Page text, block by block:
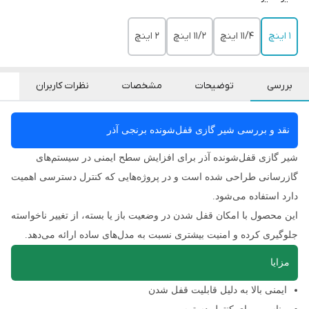
1 اینچ 11/4 اینچ 11/2 اینچ 2 اینچ
بررسی توضیحات مشخصات نظرات کاربران
نقد و بررسی شیر گازی قفل‌شونده برنجی آذر
شیر گازی قفل‌شونده آذر برای افزایش سطح ایمنی در سیستم‌های
گازرسانی طراحی شده است و در پروژه‌هایی که کنترل دسترسی اهمیت
دارد استفاده می‌شود.
این محصول با امکان قفل شدن در وضعیت باز یا بسته، از تغییر ناخواسته
جلوگیری کرده و امنیت بیشتری نسبت به مدل‌های ساده ارائه می‌دهد.
مزایا
ایمنی بالا به دلیل قابلیت قفل شدن